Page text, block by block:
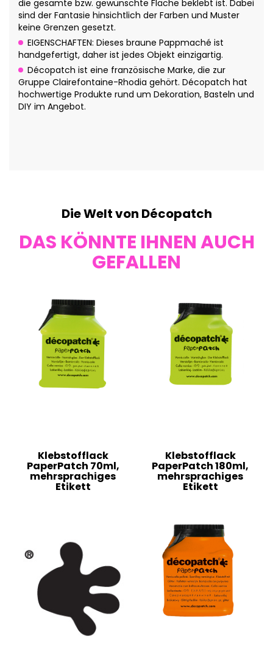
die gesamte bzw. gewünschte Fläche beklebt ist. Dabei
sind der Fantasie hinsichtlich der Farben und Muster
keine Grenzen gesetzt.
EIGENSCHAFTEN: Dieses braune Pappmaché ist
handgefertigt, daher ist jedes Objekt einzigartig.
Décopatch ist eine französische Marke, die zur
Gruppe Clairefontaine-Rhodia gehört. Décopatch hat
hochwertige Produkte rund um Dekoration, Basteln und
DIY im Angebot.
Die Welt von Décopatch
DAS KÖNNTE IHNEN AUCH
GEFALLEN
Klebstofflack
PaperPatch 70ml,
mehrsprachiges
Etikett
Klebstofflack
PaperPatch 180ml,
mehrsprachiges
Etikett